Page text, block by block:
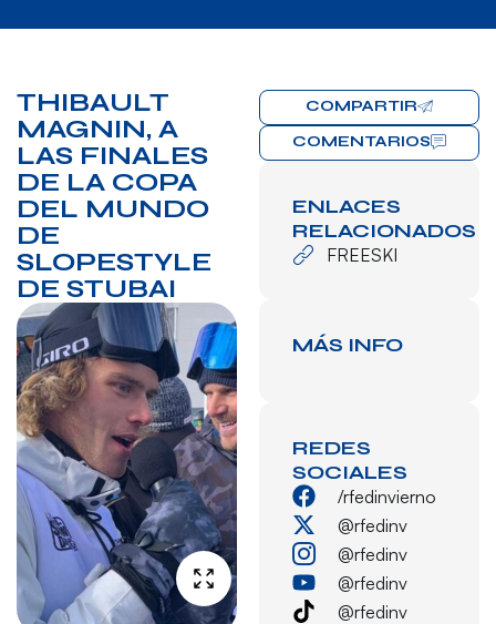
THIBAULT
MAGNIN, A
LAS FINALES
DE LA COPA
DEL MUNDO
DE
SLOPESTYLE
DE STUBAI
COMPARTIR
COMENTARIOS
ENLACES
RELACIONADOS
FREESKI
MÁS INFO
REDES
SOCIALES
/rfedinvierno
@rfedinv
@rfedinv
@rfedinv
@rfedinv